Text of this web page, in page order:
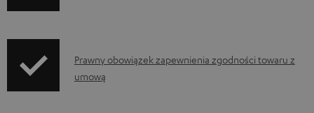
o
r
I
n
Prawny obowiązek zapewnienia zgodności towaru z
umową